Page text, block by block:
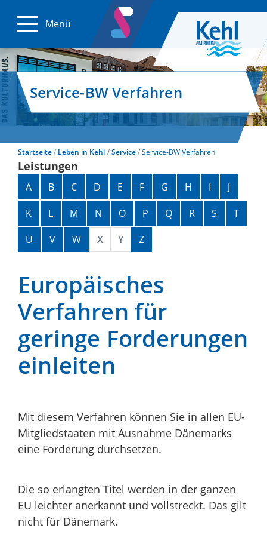
Menü
Service-BW Verfahren
Startseite Leben in Kehl Service Service-BW Verfahren
Leistungen
Alphabetisches Register überspringen
A B C D E F G H I
J
K
L M N O P Q R S
T
U
V W X Y Z
Europäisches
Verfahren für
geringe Forderungen
einleiten
Mit diesem Verfahren können Sie in allen EU-
Mitgliedstaaten mit Ausnahme Dänemarks
eine Forderung durchsetzen.
Die so erlangten Titel werden in der ganzen
EU leichter anerkannt und vollstreckt. Das gilt
nicht für Dänemark.